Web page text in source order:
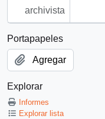
archivista
Portapapeles
Agregar
Explorar
Informes
Explorar lista